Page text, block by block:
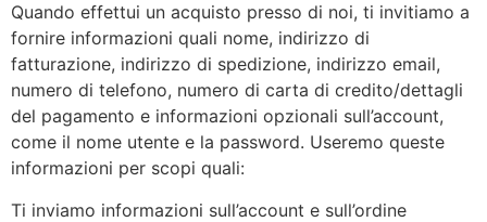
Quando effettui un acquisto presso di noi, ti invitiamo a
fornire informazioni quali nome, indirizzo di
fatturazione, indirizzo di spedizione, indirizzo email,
numero di telefono, numero di carta di credito/dettagli
del pagamento e informazioni opzionali sull’account,
come il nome utente e la password. Useremo queste
informazioni per scopi quali:
Ti inviamo informazioni sull’account e sull’ordine